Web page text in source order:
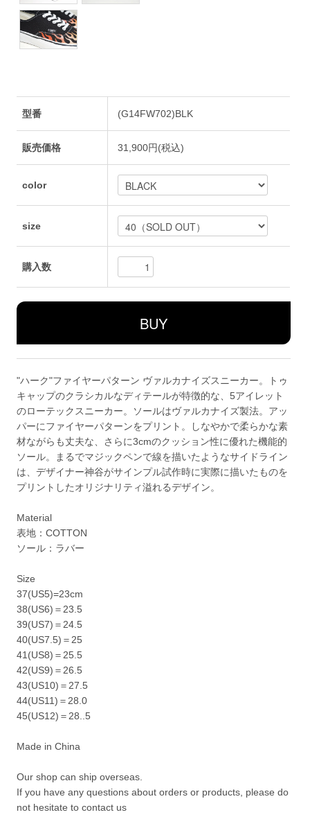
型番 (G14FW702)BLK
販売価格 31,900円(税込)
color
size
購入数
"ハーク"ファイヤーパターン ヴァルカナイズスニーカー。トゥ
キャップのクラシカルなディテールが特徴的な、5アイレット
のローテックスニーカー。ソールはヴァルカナイズ製法。アッ
パーにファイヤーパターンをプリント。しなやかで柔らかな素
材ながらも丈夫な、さらに3cmのクッション性に優れた機能的
ソール。まるでマジックペンで線を描いたようなサイドライン
は、デザイナー神谷がサインプル試作時に実際に描いたものを
プリントしたオリジナリティ溢れるデザイン。
Material
表地：COTTON
ソール：ラバー
Size
37(US5)=23cm
38(US6)＝23.5
39(US7)＝24.5
40(US7.5)＝25
41(US8)＝25.5
42(US9)＝26.5
43(US10)＝27.5
44(US11)＝28.0
45(US12)＝28..5
Made in China
Our shop can ship overseas.
If you have any questions about orders or products, please do
not hesitate to contact us